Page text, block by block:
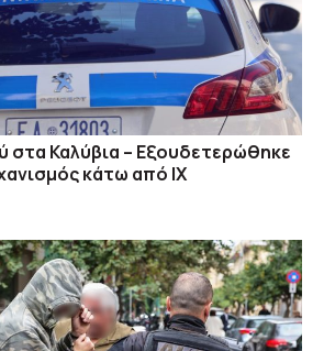
στα Καλύβια – Εξουδετερώθηκε
κάτω από ΙΧ